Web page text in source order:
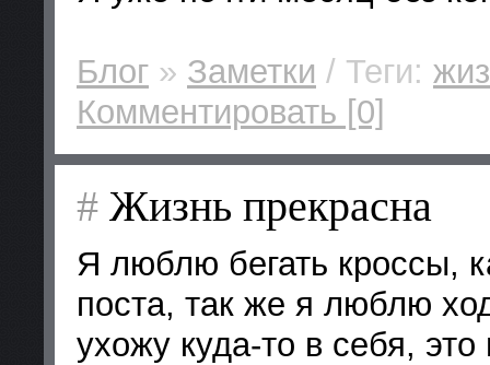
Блог » Заметки / Теги:
Комментировать [0]
# Жизнь прекрасна
Я люблю бегать кроссы,
поста, так же я люблю
ухожу куда-то в себя, это